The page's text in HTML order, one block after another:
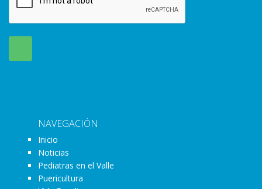
NAVEGACIÓN
Inicio
Noticias
Pediatras en el Valle
Puericultura